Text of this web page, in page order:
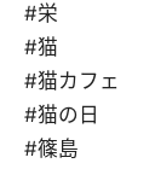
#栄
#猫
#猫カフェ
#猫の日
#篠島